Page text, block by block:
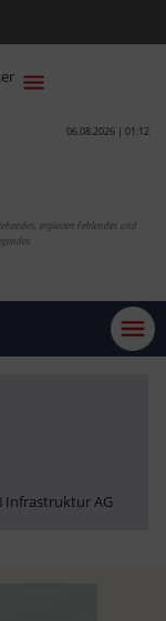
06.08.2026 | 01:12
ergänzen Fehlendes und
Infrastruktur AG